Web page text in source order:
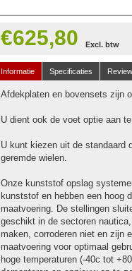
€625,80 Excl. btw
Informatie Specificaties
Afdekplaten en bovensets zijn
U dient ook de voet optie aan
U kunt kiezen uit de standaard
geremde wielen.
Onze kunststof opslag
kunststof en hebben een hoog
maatvoering. De stellingen
geschikt in de sectoren
maken, corroderen niet en zijn
maatvoering voor optimaal
hoge temperaturen (-40c tot